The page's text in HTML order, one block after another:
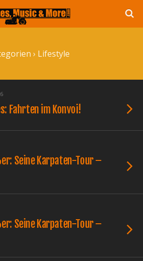
› Lifestyle
Fahrten im Konvoi!
Seine Karpaten-Tour –
Seine Karpaten-Tour –